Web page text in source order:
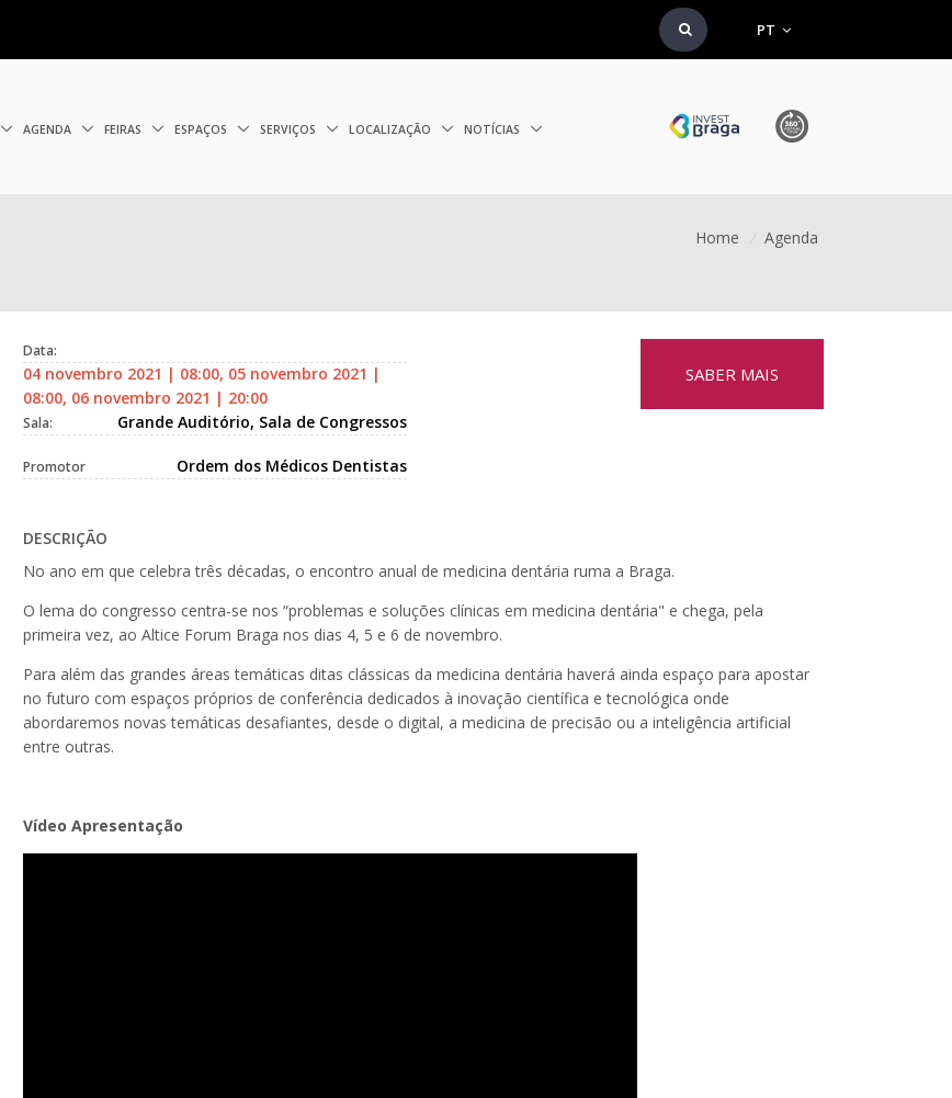
PT
AGENDA FEIRAS ESPAÇOS SERVIÇOS LOCALIZAÇÃO NOTÍCIAS
Home / Agenda
Data:
04 novembro 2021 | 08:00, 05 novembro 2021 |
08:00, 06 novembro 2021 | 20:00
Sala: Grande Auditório, Sala de Congressos
Promotor Ordem dos Médicos Dentistas
SABER MAIS
DESCRIÇÃO
No ano em que celebra três décadas, o encontro anual de medicina dentária ruma a Braga.
O lema do congresso centra-se nos “problemas e soluções clínicas em medicina dentária" e chega, pela
primeira vez, ao Altice Forum Braga nos dias 4, 5 e 6 de novembro.
Para além das grandes áreas temáticas ditas clássicas da medicina dentária haverá ainda espaço para apostar
no futuro com espaços próprios de conferência dedicados à inovação científica e tecnológica onde
abordaremos novas temáticas desafiantes, desde o digital, a medicina de precisão ou a inteligência artificial
entre outras.
Vídeo Apresentação